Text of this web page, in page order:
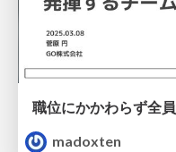
madoxten